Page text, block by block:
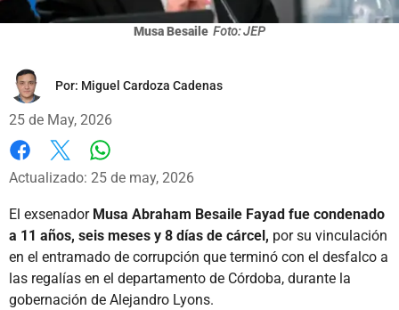
Musa Besaile Foto: JEP
Por: Miguel Cardoza Cadenas
25 de May, 2026
Facebook
X
Actualizado: 25 de may, 2026
El exsenador Musa Abraham Besaile Fayad fue condenado
a 11 años, seis meses y 8 días de cárcel, por su vinculación
en el entramado de corrupción que terminó con el desfalco a
las regalías en el departamento de Córdoba, durante la
gobernación de Alejandro Lyons.